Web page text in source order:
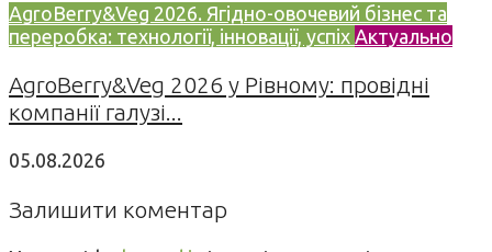
AgroBerry&Veg 2026. Ягідно-овочевий бізнес та
переробка: технології, інновації, успіх Актуально
AgroBerry&Veg 2026 у Рівному: провідні
компанії галузі...
05.08.2026
Залишити коментар